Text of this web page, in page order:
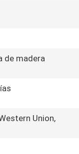
de madera
Union,